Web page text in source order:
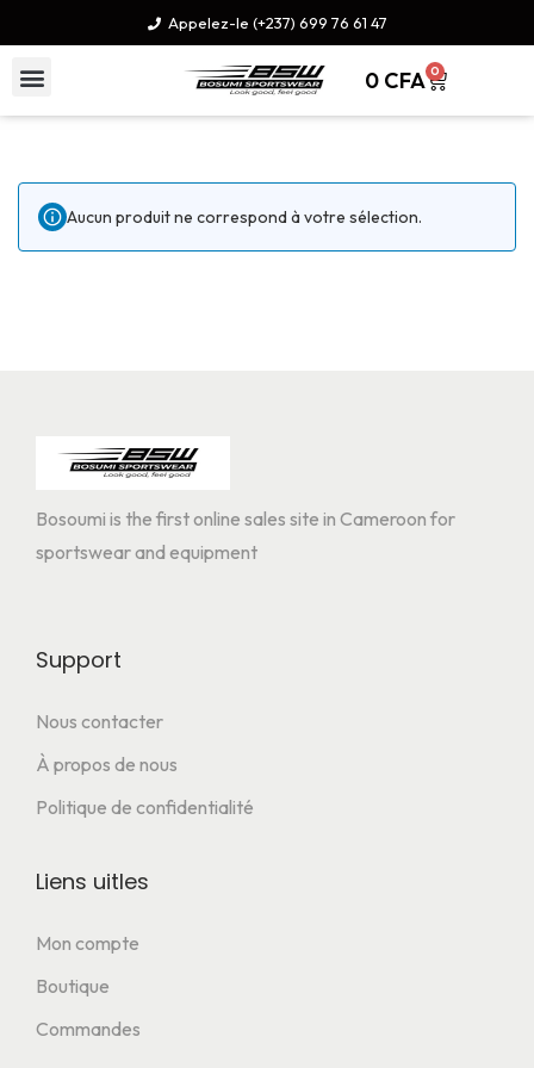
Appelez-le (+237) 699 76 61 47
0 CFA 0
Aucun produit ne correspond à votre sélection.
Bosoumi is the first online sales site in Cameroon for
sportswear and equipment
Support
Nous contacter
À propos de nous
Politique de confidentialité
Liens uitles
Mon compte
Boutique
Commandes